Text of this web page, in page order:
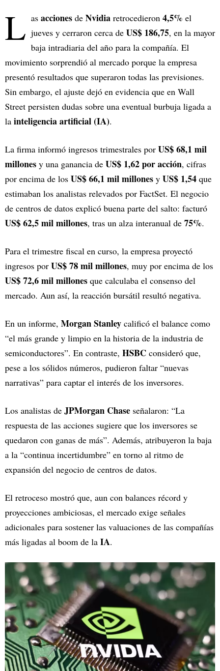
L as acciones de Nvidia retrocedieron 4,5% el
jueves y cerraron cerca de US$ 186,75, en la mayor
baja intradiaria del año para la compañía. El
movimiento sorprendió al mercado porque la empresa
presentó resultados que superaron todas las previsiones.
Sin embargo, el ajuste dejó en evidencia que en Wall
Street persisten dudas sobre una eventual burbuja ligada a
la inteligencia artificial (IA).
La firma informó ingresos trimestrales por US$ 68,1 mil
millones y una ganancia de US$ 1,62 por acción, cifras
por encima de los US$ 66,1 mil millones y US$ 1,54 que
estimaban los analistas relevados por FactSet. El negocio
de centros de datos explicó buena parte del salto: facturó
US$ 62,5 mil millones, tras un alza interanual de 75%.
Para el trimestre fiscal en curso, la empresa proyectó
ingresos por US$ 78 mil millones, muy por encima de los
US$ 72,6 mil millones que calculaba el consenso del
mercado. Aun así, la reacción bursátil resultó negativa.
En un informe, Morgan Stanley calificó el balance como
“el más grande y limpio en la historia de la industria de
semiconductores”. En contraste, HSBC consideró que,
pese a los sólidos números, pudieron faltar “nuevas
narrativas” para captar el interés de los inversores.
Los analistas de JPMorgan Chase señalaron: “La
respuesta de las acciones sugiere que los inversores se
quedaron con ganas de más”. Además, atribuyeron la baja
a la “continua incertidumbre” en torno al ritmo de
expansión del negocio de centros de datos.
El retroceso mostró que, aun con balances récord y
proyecciones ambiciosas, el mercado exige señales
adicionales para sostener las valuaciones de las compañías
más ligadas al boom de la IA.